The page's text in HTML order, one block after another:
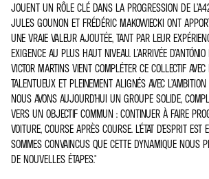
JOUENT UN RÔLE CLÉ DANS LA PROGRESSION DE
JULES GOUNON ET FRÉDÉRIC MAKOWIECKI ONT
UNE VRAIE VALEUR AJOUTÉE, TANT PAR LEUR
EXIGENCE AU PLUS HAUT NIVEAU. L’ARRIVÉE
VICTOR MARTINS VIENT COMPLÉTER CE COLLECTIF
TALENTUEUX ET PLEINEMENT ALIGNÉS AVEC
NOUS AVONS AUJOURD’HUI UN GROUPE SOLIDE,
VERS UN OBJECTIF COMMUN : CONTINUER À FAIRE
VOITURE, COURSE APRÈS COURSE. L’ÉTAT D’ESPRIT
SOMMES CONVAINCUS QUE CETTE DYNAMIQUE NOUS
DE NOUVELLES ÉTAPES."